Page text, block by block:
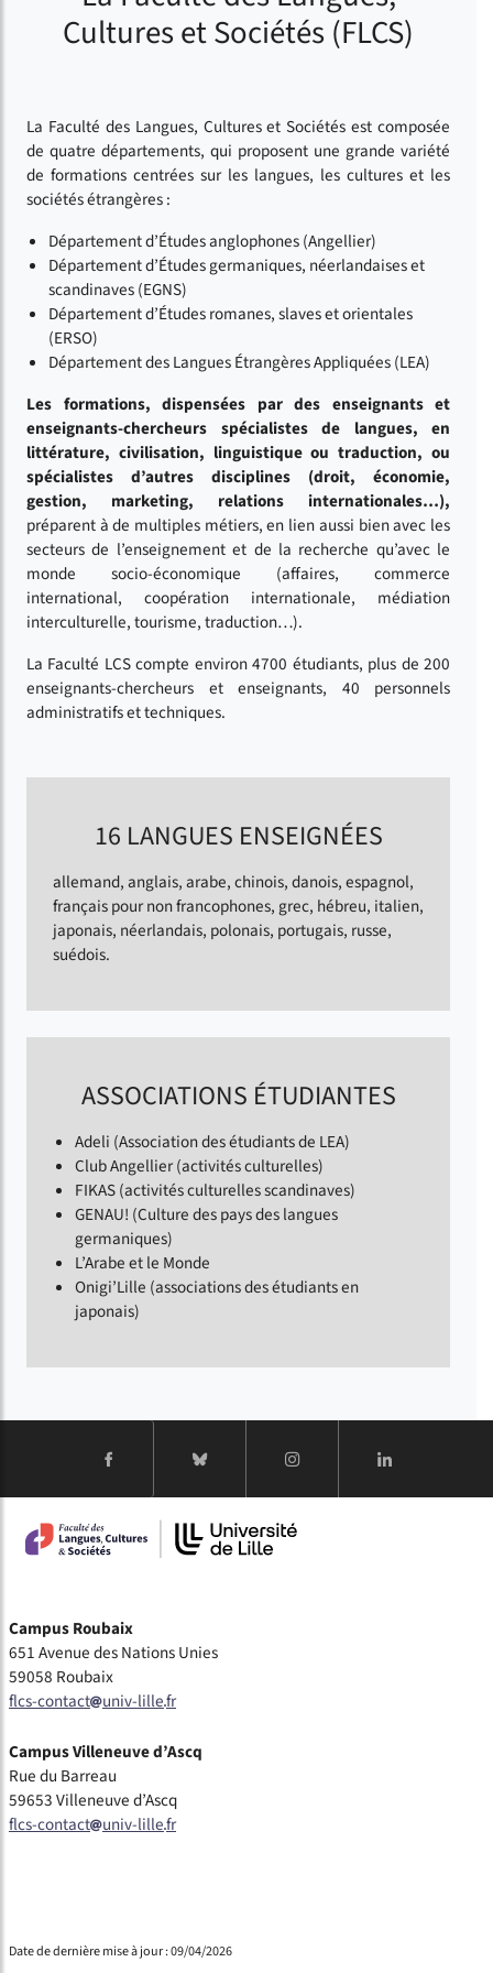
Cultures et Sociétés (FLCS)
La Faculté des Langues, Cultures et Sociétés est composée
de quatre départements, qui proposent une grande variété
de formations centrées sur les langues, les cultures et les
sociétés étrangères :
Département d’Études anglophones (Angellier)
Département d’Études germaniques, néerlandaises et
scandinaves (EGNS)
Département d’Études romanes, slaves et orientales
(ERSO)
Département des Langues Étrangères Appliquées (LEA)
Les formations, dispensées par des enseignants et
enseignants-chercheurs spécialistes de langues, en
littérature, civilisation, linguistique ou traduction, ou
spécialistes d’autres disciplines (droit, économie,
gestion, marketing, relations internationales…),
préparent à de multiples métiers, en lien aussi bien avec les
secteurs de l’enseignement et de la recherche qu’avec le
monde socio-économique (affaires, commerce
international, coopération internationale, médiation
interculturelle, tourisme, traduction…).
La Faculté LCS compte environ 4700 étudiants, plus de 200
enseignants-chercheurs et enseignants, 40 personnels
administratifs et techniques.
16 LANGUES ENSEIGNÉES
allemand, anglais, arabe, chinois, danois, espagnol,
français pour non francophones, grec, hébreu, italien,
japonais, néerlandais, polonais, portugais, russe,
suédois.
ASSOCIATIONS ÉTUDIANTES
Adeli (Association des étudiants de LEA)
Club Angellier (activités culturelles)
FIKAS (activités culturelles scandinaves)
GENAU! (Culture des pays des langues
germaniques)
L’Arabe et le Monde
Onigi’Lille (associations des étudiants en
japonais)
Campus Roubaix
651 Avenue des Nations Unies
59058 Roubaix
flcs-contact univ-lillefr
Campus Villeneuve d’Ascq
Rue du Barreau
59653 Villeneuve d’Ascq
flcs-contact univ-lillefr
Date de dernière mise à jour : 09/04/2026